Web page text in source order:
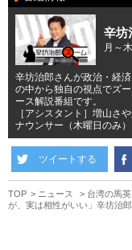
辛坊
月～
辛坊治郎さんが政治・経
の中から独自の視点でズ
ース解説番組です。
［アシスタント］増山さ
ナウンサー（木曜日のみ）
ツイートする
TOP ニュース
台湾の馬
が、実は相性がいい」辛坊治